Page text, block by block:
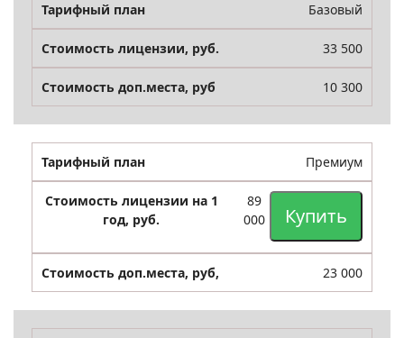
Базовый
33 500
10 300
Премиум
89
000
Купить
23 000